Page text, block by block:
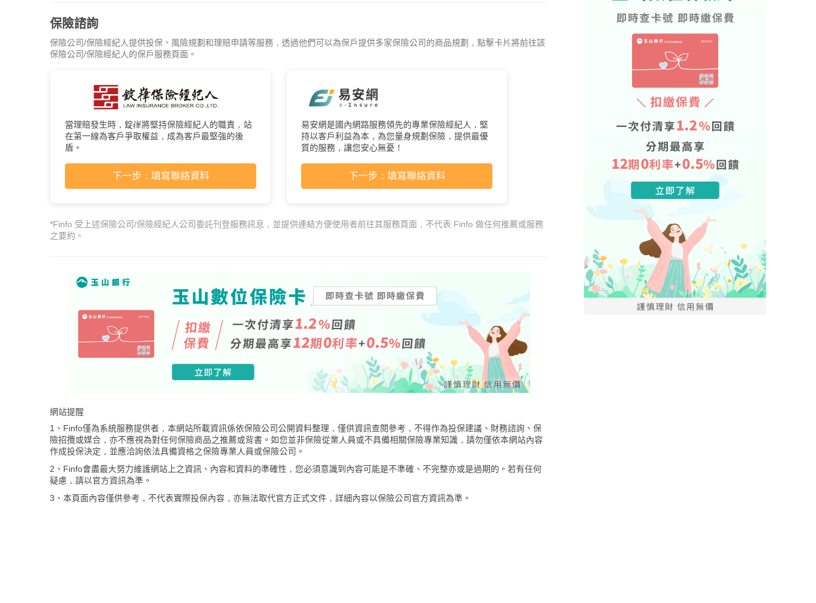
保險諮詢
保險公司/保險經紀人提供投保、風險規劃和理賠申請等服務，透過他們可以為保戶提供多家保險公司的商品規劃，點擊卡片將前往該
保險公司/保險經紀人的保戶服務頁面。
當理賠發生時，錠嵂將堅持保險經紀人的職責，站
在第一線為客戶爭取權益，成為客戶最堅強的後
盾。
下一步：填寫聯絡資料
易安網是國內網路服務領先的專業保險經紀人，堅
持以客戶利益為本，為您量身規劃保險，提供最優
質的服務，讓您安心無憂！
下一步：填寫聯絡資料
*Finfo 受上述保險公司/保險經紀人公司委託刊登服務訊息，並提供連結方便使用者前往其服務頁面，不代表 Finfo 做任何推薦或服務
之要約。
網站提醒
1、Finfo僅為系統服務提供者，本網站所載資訊係依保險公司公開資料整理，僅供資訊查閱參考，不得作為投保建議、財務諮詢、保
險招攬或媒合，亦不應視為對任何保險商品之推薦或背書。如您並非保險從業人員或不具備相關保險專業知識，請勿僅依本網站內容
作成投保決定，並應洽詢依法具備資格之保險專業人員或保險公司。
2、Finfo會盡最大努力維護網站上之資訊、內容和資料的準確性，您必須意識到內容可能是不準確、不完整亦或是過期的。若有任何
疑慮，請以官方資訊為準。
3、本頁面內容僅供參考，不代表實際投保內容，亦無法取代官方正式文件，詳細內容以保險公司官方資訊為準。